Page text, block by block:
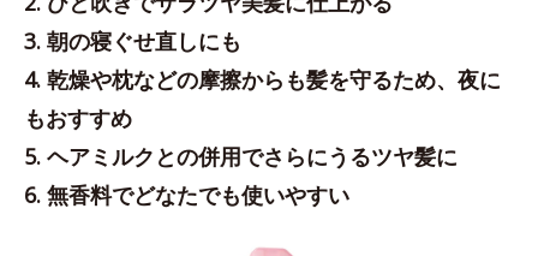
3. 朝の寝ぐせ直しにも
4. 乾燥や枕などの摩擦からも髪を守るため、夜に
もおすすめ
5. ヘアミルクとの併用でさらにうるツヤ髪に
6. 無香料でどなたでも使いやすい